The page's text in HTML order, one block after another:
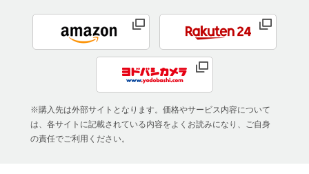
※購入先は外部サイトとなります。価格やサービス内容について
は、各サイトに記載されている内容をよくお読みになり、ご自身
の責任でご利用ください。